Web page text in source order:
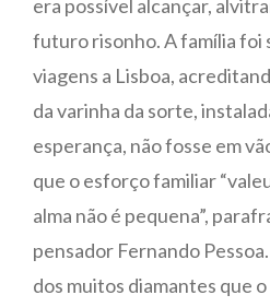
era possível alcançar,
futuro risonho. A família foi
viagens a Lisboa,
da varinha da sorte,
esperança, não fosse em
que o esforço familiar
alma não é pequena”,
pensador Fernando
dos muitos diamantes que